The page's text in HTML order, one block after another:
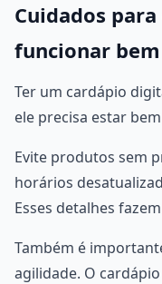
Cuidados
funcionar bem
Ter um cardápio
ele precisa estar
Evite produtos sem
horários
Esses detalhes
Também é
agilidade. O